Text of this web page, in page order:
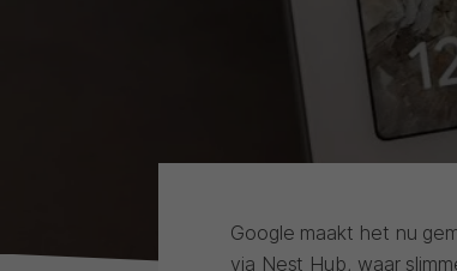
Google maakt het nu
via Nest Hub, waar